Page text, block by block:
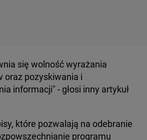
się wolność wyrażania
oraz pozyskiwania i
informacji" - głosi inny artykuł
które pozwalają na odebranie
programu